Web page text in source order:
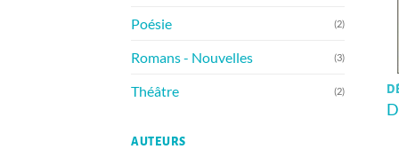
Poésie (2)
Romans - Nouvelles (3)
Théâtre (2)
AUTEURS